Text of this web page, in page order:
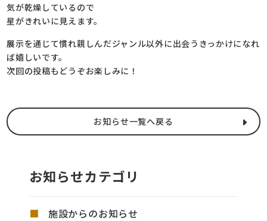
気が乾燥しているので
星がきれいに見えます。
展示を通じて慣れ親しんだジャンル以外に出会うきっかけになれ
ば嬉しいです。
次回の投稿もどうぞお楽しみに！
お知らせ一覧へ戻る
お知らせカテゴリ
施設からのお知らせ